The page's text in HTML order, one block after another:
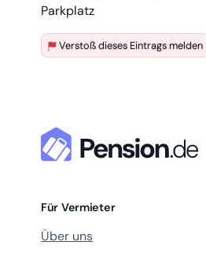
Parkplatz
Verstoß dieses Eintrags melden
Für Vermieter
Über uns